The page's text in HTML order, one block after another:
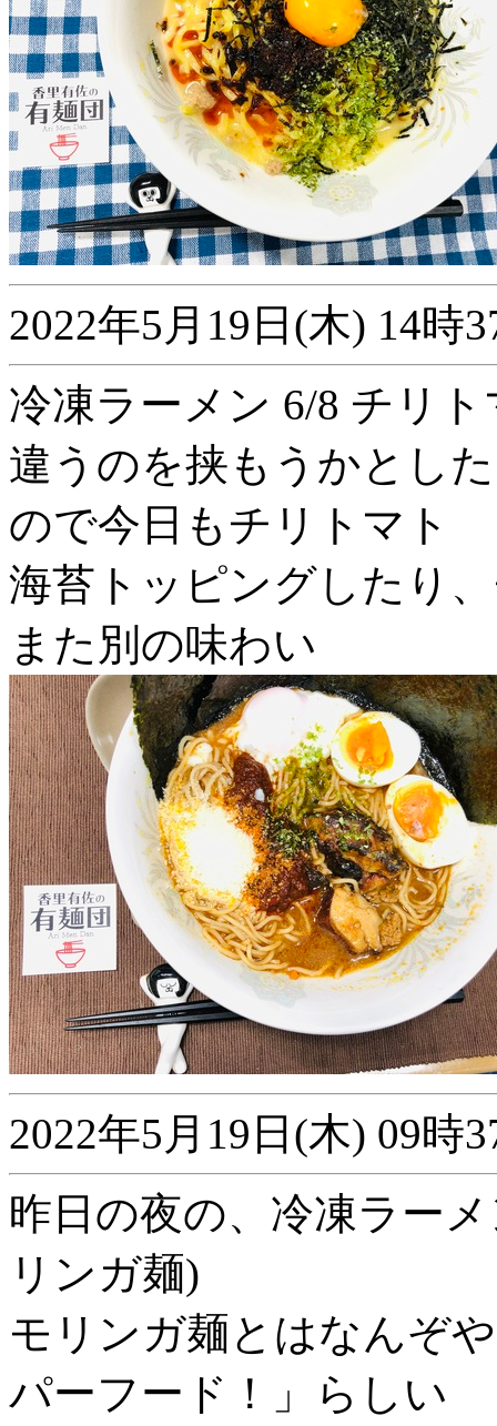
2022年5月19日(木) 14時
冷凍ラーメン 6/8 チリ
違うのを挟もうかとし
ので今日もチリトマト
海苔トッピングしたり
また別の味わい
2022年5月19日(木) 09時
昨日の夜の、冷凍ラー
リンガ麺)
モリンガ麺とはなんぞ
パーフード！」らしい